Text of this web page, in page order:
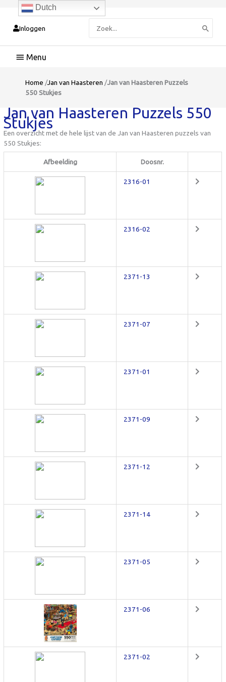
Inloggen
naar:
Hoofdmenu
Home /Jan van Haasteren /Jan van Haasteren Puzzels
550 Stukjes
Jan van Haasteren Puzzels 550
Stukjes
Een overzicht met de hele lijst van de Jan van Haasteren puzzels van
550 Stukjes:
Afbeelding Doosnr.
2316-01
2316-02
2371-13
2371-07
2371-01
2371-09
2371-12
2371-14
2371-05
2371-06
2371-02
Dutch